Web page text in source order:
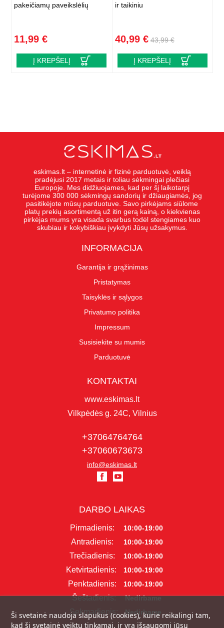
pakeičiamų paveikslėlių
11,99 €
Į KREPŠELĮ
ir taikiniu
40,99 € 43,99 €
Į KREPŠELĮ
eskimas.lt – internetinė ir fizinė parduotuvė, veiklą
pradėjusi 2017 metais ir toliau sėkmingai plečiasi
Europoje. Mes didžiuojames, kad per šį laikotarpį
turėjome 300 000 sėkmingų sandorių ir džiaugiamės, jog
pasitikėjote mūsų parduotuve. Savo pirkėjams siūlome
platų prekių asortimentą už itin gerą kainą, o kiekvienas
pirkėjas mums yra visada svarbus todėl stengiames kuo
skubiau ir kokybiškiau įvykdyti Jūsų užsakymus.
INFORMACIJA
Garantija ir grąžinimas
Pristatymas
Taisyklės ir sąlygos
Privatumo politika
Impressum
Susisiekite su mumis
Parduotuvė
KONTAKTAI
www.eskimas.lt
Vilkpėdės g. 24C, Vilnius
+37064764764
+37060673673
info@eskimas.lt
DARBO LAIKAS
Pirmadienis: 10:00-19:00
Antradienis: 10:00-19:00
Trečiadienis: 10:00-19:00
Ketvirtadienis: 10:00-19:00
Penktadienis: 10:00-19:00
Šeštadienis: Nedirbame
Sekmadienis: Nedirbame
Ši svetainė naudoja slapukus (cookies), kurie reikalingi tam,
kad ši svetainė veiktų tinkamai, ir yra išsaugomi jūsų